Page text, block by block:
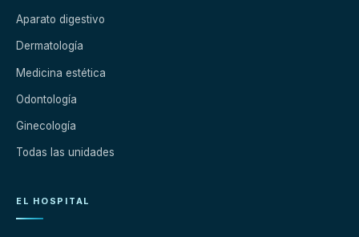
Aparato digestivo
Dermatología
Medicina estética
Odontología
Ginecología
Todas las unidades
EL HOSPITAL